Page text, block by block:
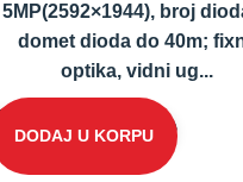
5MP(2592×1944), broj
domet dioda do 40m;
optika, vidni ug...
DODAJ U KORPU